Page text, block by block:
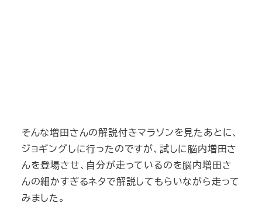
そんな増田さんの解説付きマラソンを見たあとに、
ジョギングしに行ったのですが、試しに脳内増田さ
んを登場させ、自分が走っているのを脳内増田さ
んの細かすぎるネタで解説してもらいながら走って
みました。